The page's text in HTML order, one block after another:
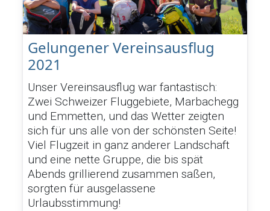
Gelungener Vereinsausflug
2021
Unser Vereinsausflug war fantastisch:
Zwei Schweizer Fluggebiete, Marbachegg
und Emmetten, und das Wetter zeigten
sich für uns alle von der schönsten Seite!
Viel Flugzeit in ganz anderer Landschaft
und eine nette Gruppe, die bis spät
Abends grillierend zusammen saßen,
sorgten für ausgelassene
Urlaubsstimmung!